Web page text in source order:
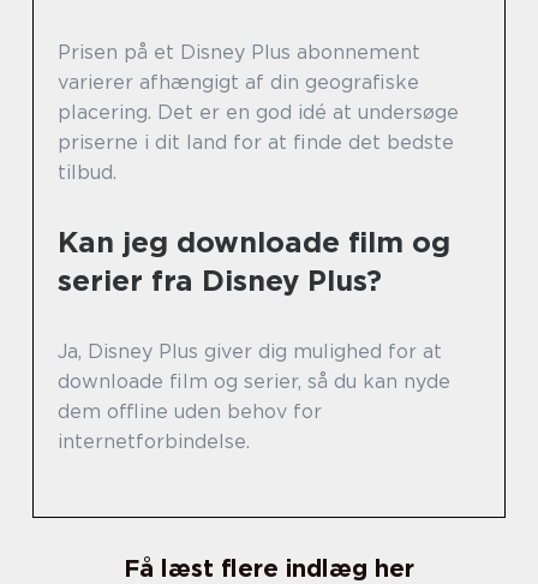
Prisen på et Disney Plus abonnement
varierer afhængigt af din geografiske
placering. Det er en god idé at undersøge
priserne i dit land for at finde det bedste
tilbud.
Kan jeg downloade film og
serier fra Disney Plus?
Ja, Disney Plus giver dig mulighed for at
downloade film og serier, så du kan nyde
dem offline uden behov for
internetforbindelse.
Få læst flere indlæg her